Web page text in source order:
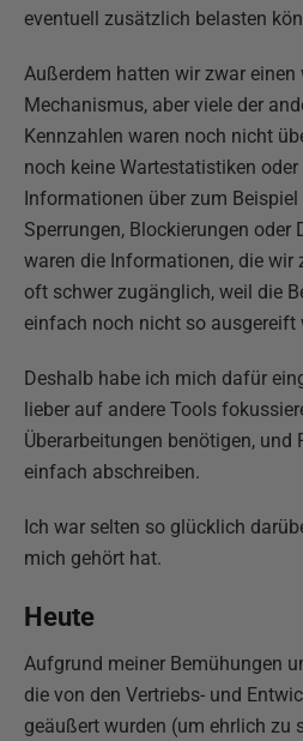
eventuell zusätzlich belasten
Außerdem hatten wir zwar
Mechanismus, aber viele der
Kennzahlen waren noch nicht
noch keine Wartestatistiken
Informationen über zum
Sperrungen, Blockierungen oder
waren die Informationen, die wir
oft schwer zugänglich, weil die
einfach noch nicht so ausgereift
Deshalb habe ich mich dafür
lieber auf andere Tools
Überarbeitungen benötigen, und
einfach abschreiben.
Ich war selten so glücklich
mich gehört hat.
Heute
Aufgrund meiner Bemühungen
die von den Vertriebs- und
geäußert wurden (um ehrlich zu